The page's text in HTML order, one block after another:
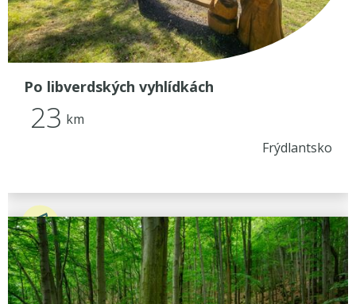
Po libverdských vyhlídkách
23 km
Frýdlantsko